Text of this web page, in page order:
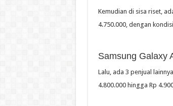
Kemudian di sisa riset,
4.750.000, dengan
Samsung Galaxy
Lalu, ada 3 penjual
4.800.000 hingga Rp